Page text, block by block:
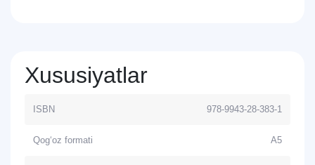
Xususiyatlar
ISBN 978-9943-28-383-1
Qog‘oz formati A5